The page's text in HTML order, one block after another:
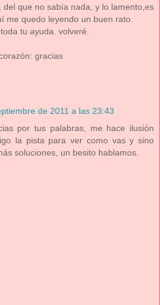
del que no sabía nada, y lo lamento,es
me quedo leyendo un buen rato.
tu ayuda. volveré.
gracias
de 2011 a las 23:43
por tus palabras, me hace ilusión
la pista para ver como vas y sino
soluciones, un besito hablamos.